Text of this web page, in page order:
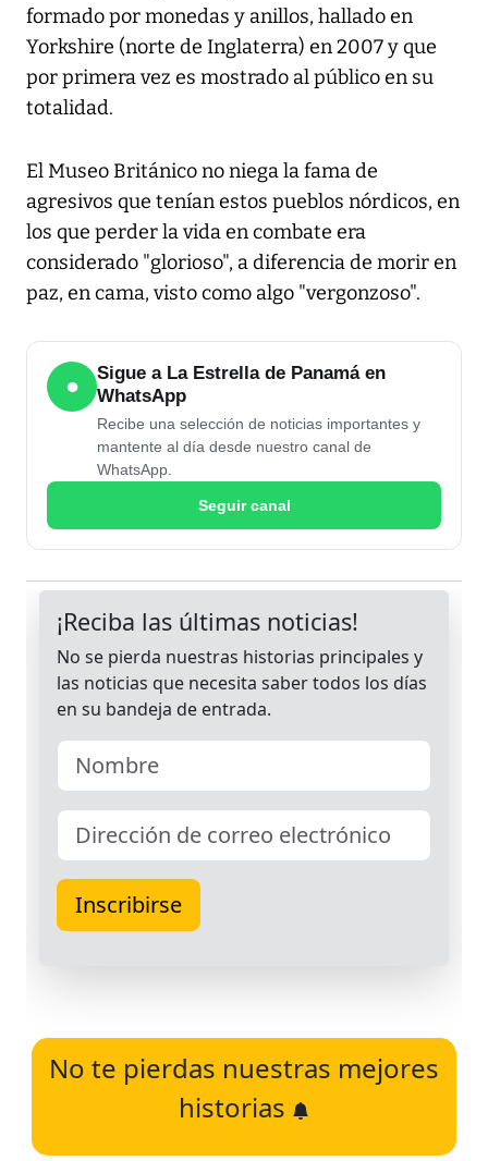
formado por monedas y anillos, hallado en
Yorkshire (norte de Inglaterra) en 2007 y que
por primera vez es mostrado al público en su
totalidad.
El Museo Británico no niega la fama de
agresivos que tenían estos pueblos nórdicos, en
los que perder la vida en combate era
considerado "glorioso", a diferencia de morir en
paz, en cama, visto como algo "vergonzoso".
●
Sigue a La Estrella de Panamá en
WhatsApp
Recibe una selección de noticias importantes y
mantente al día desde nuestro canal de
WhatsApp.
Seguir canal
No te pierdas nuestras mejores
historias